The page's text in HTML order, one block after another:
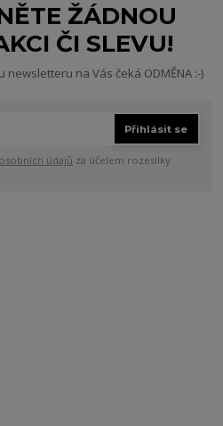
ŽÁDNOU
ČI SLEVU!
na Vás čeká ODMĚNA :-)
Přihlásit se
údajů za účelem rozesílky